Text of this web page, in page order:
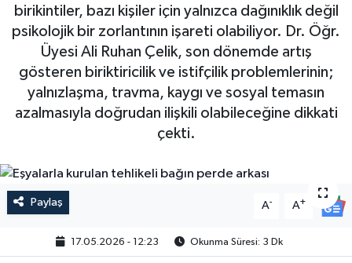
birikintiler, bazı kişiler için yalnızca dağınıklık değil
psikolojik bir zorlantının işareti olabiliyor. Dr. Öğr.
Üyesi Ali Ruhan Çelik, son dönemde artış
gösteren biriktiricilik ve istifçilik problemlerinin;
yalnızlaşma, travma, kaygı ve sosyal temasın
azalmasıyla doğrudan ilişkili olabileceğine dikkati
çekti.
Paylaş A- A+
17.05.2026 - 12:23 Okunma Süresi: 3 Dk